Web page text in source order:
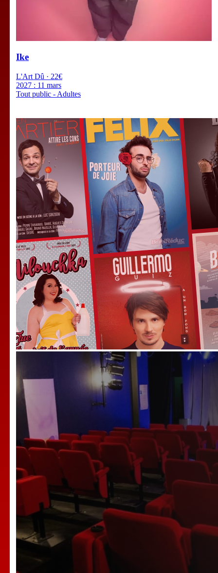
Ike
L'Art Dû · 22€
2027 : 11 mars
Tout public - Adultes